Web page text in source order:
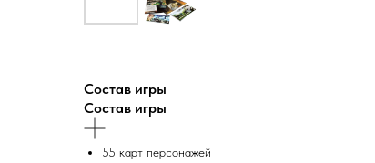
Состав игры
Состав игры
55 карт персонажей